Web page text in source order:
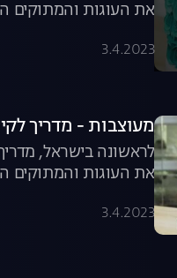
את העוגות והמתוקים
3.4.2023
מעוצבות - מדריך לקישוט
לראשונה בישראל,
את העוגות והמתוקים
3.4.2023